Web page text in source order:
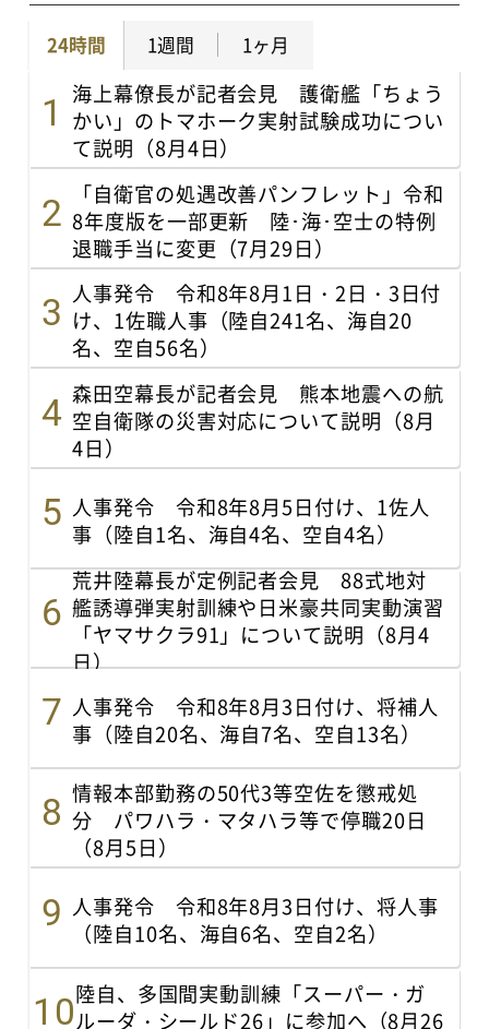
24時間 1週間 1ヶ月
海上幕僚長が記者会見 護衛艦「ちょう
かい」のトマホーク実射試験成功につい
て説明（8月4日）
「自衛官の処遇改善パンフレット」令和
8年度版を一部更新 陸･海･空士の特例
退職手当に変更（7月29日）
人事発令 令和8年8月1日・2日・3日付
け、1佐職人事（陸自241名、海自20
名、空自56名）
森田空幕長が記者会見 熊本地震への航
空自衛隊の災害対応について説明（8月
4日）
人事発令 令和8年8月5日付け、1佐人
事（陸自1名、海自4名、空自4名）
荒井陸幕長が定例記者会見 88式地対
艦誘導弾実射訓練や日米豪共同実動演習
「ヤマサクラ91」について説明（8月4
日）
人事発令 令和8年8月3日付け、将補人
事（陸自20名、海自7名、空自13名）
情報本部勤務の50代3等空佐を懲戒処
分 パワハラ・マタハラ等で停職20日
（8月5日）
人事発令 令和8年8月3日付け、将人事
（陸自10名、海自6名、空自2名）
陸自、多国間実動訓練「スーパー・ガ
ルーダ・シールド26」に参加へ（8月26